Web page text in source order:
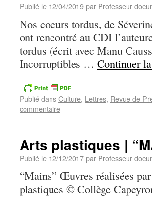
Publié le 12/04/2019par Professeur
Nos coeurs tordus, de
ont rencontré au CDI
tordus (écrit avec Manu
Incorruptibles … Continuer
Publié dansCulture, Lettres, Revue de
commentaire
Arts plastiques |
Publié le 12/12/2017par Professeur
“Mains” Œuvres réalisées
plastiques © Collège